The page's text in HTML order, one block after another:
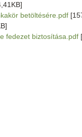
betöltésére.pdf
fedezet biztosítása.pdf